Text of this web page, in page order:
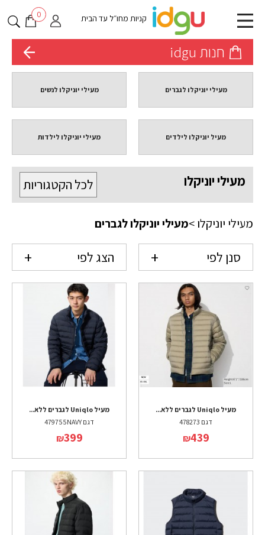
קניות מחו״ל עד הבית 0
חנות idgu
מעילי יוניקלו לגברים מעילי יוניקלו לנשים
מעיל יוניקלו לילדים מעילי יוניקלו לילדות
לכל הקטגוריות מעילי יוניקלו
מעילי יוניקלו>מעילי יוניקלו לגברים
סנן לפי הצג לפי
מעיל Uniqlo לגברים ללא...
דגם 478273
₪439
מעיל Uniqlo לגברים ללא...
דגם 479755NAVY
₪399